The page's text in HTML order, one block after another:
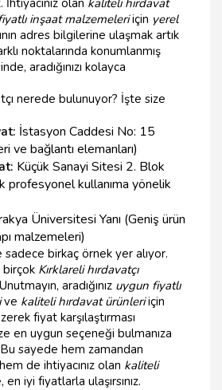
inşaat malzemeleriiçin yerel
adres bilgilerine ulaşmak artık
noktalarında konumlanmış
aradığınızı kolayca
nerede bulunuyor? İşte size
İstasyon Caddesi No: 15
ve bağlantı elemanları)
Küçük Sanayi Sitesi 2. Blok
profesyonel kullanıma yönelik
Üniversitesi Yanı (Geniş ürün
malzemeleri)
birkaç örnek yer alıyor.
birçok Kırklareli hırdavatçı
aradığınız uygun fiyatlı
ve kaliteli hırdavat ürünleriiçin
fiyat karşılaştırması
en uygun seçeneği bulmanıza
Bu sayede hem zamandan
de ihtiyacınız olan kaliteli
en iyi fiyatlarla ulaşırsınız.